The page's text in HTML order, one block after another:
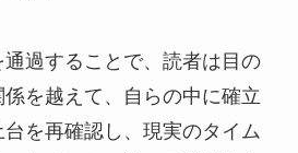
過することで、読者は目の
を越えて、自らの中に確立
を再確認し、現実のタイム